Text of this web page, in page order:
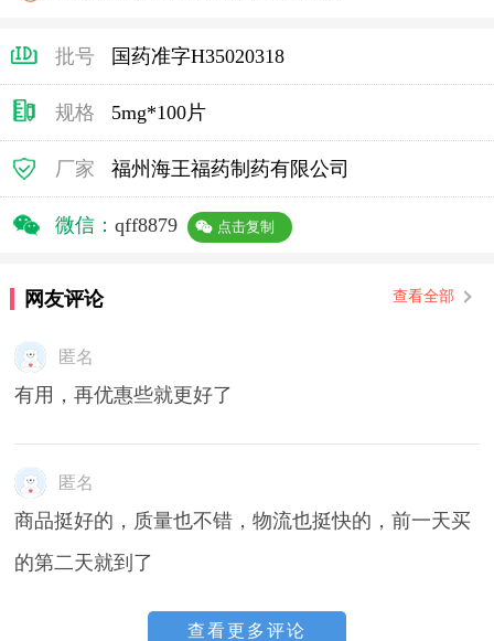
批号 国药准字H35020318
规格 5mg*100片
厂家 福州海王福药制药有限公司
微信： qff8879 点击复制
网友评论 查看全部
匿名
有用，再优惠些就更好了
匿名
商品挺好的，质量也不错，物流也挺快的，前一天买
的第二天就到了
查看更多评论